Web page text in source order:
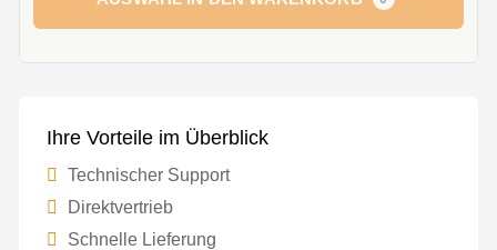
Ihre Vorteile im Überblick
Technischer Support
Direktvertrieb
Schnelle Lieferung